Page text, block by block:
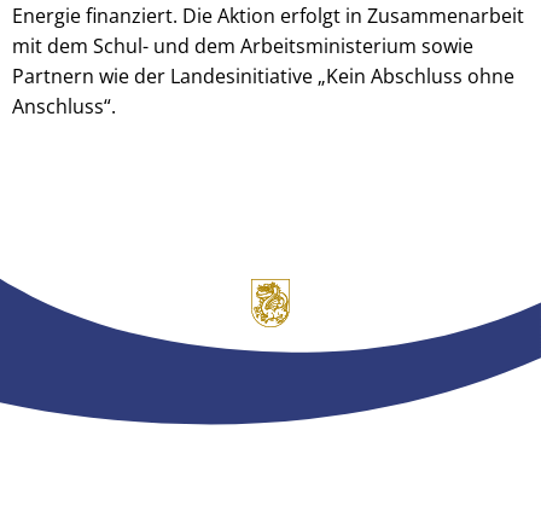
Energie finanziert. Die Aktion erfolgt in Zusammenarbeit
mit dem Schul- und dem Arbeitsministerium sowie
Partnern wie der Landesinitiative „Kein Abschluss ohne
Anschluss“.